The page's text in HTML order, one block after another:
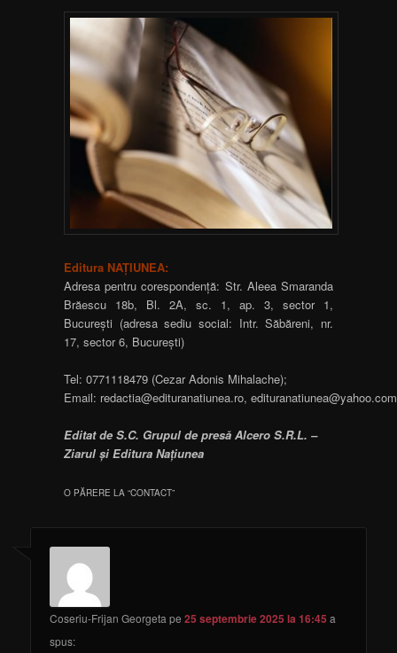
Editura NAȚIUNEA:
Adresa pentru corespondență: Str. Aleea Smaranda
Brăescu 18b, Bl. 2A, sc. 1, ap. 3, sector 1,
București (adresa sediu social: Intr. Săbăreni, nr.
17, sector 6, București)
Tel: 0771118479 (Cezar Adonis Mihalache);
Email: redactia@edituranatiunea.ro, edituranatiunea@yahoo.com
Editat de S.C. Grupul de presă Alcero S.R.L. –
Ziarul și Editura Națiunea
O PĂRERE LA “CONTACT”
Coseriu-Frijan Georgeta pe25 septembrie 2025 la 16:45 a
spus: